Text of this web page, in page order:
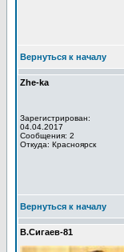
Вернуться к началу
Zhe-ka
Зарегистрирован:
04.04.2017
Сообщения: 2
Откуда: Красноярск
Вернуться к началу
В.Сигаев-81